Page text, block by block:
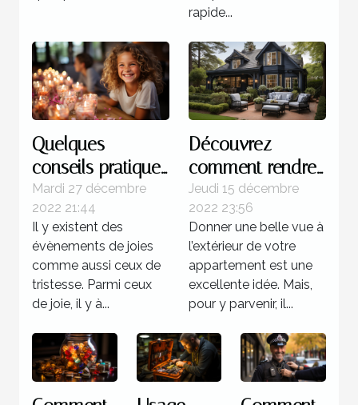
rapide...
Quelques
conseils pratiques
pour réussir
l'organisation d'un
anniversaire
Mardi 27 décembre
2022 21:44
Il y existent des
évènements de joies
comme aussi ceux de
tristesse. Parmi ceux
de joie, il y à...
Découvrez
comment rendre
magnifique
l’extérieur de
votre maison
Jeudi 15 décembre
2022 23:56
Donner une belle vue à
l’extérieur de votre
appartement est une
excellente idée. Mais,
pour y parvenir, il...